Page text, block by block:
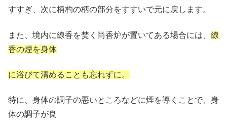
すすぎ、次に柄杓の柄の部分をすすいで元に戻します。
また、境内に線香を焚く尚香炉が置いてある場合には、 線
香の煙を身体
に浴びて清めることも忘れずに。
特に、身体の調子の悪いところなどに煙を導くことで、身
体の調子が良